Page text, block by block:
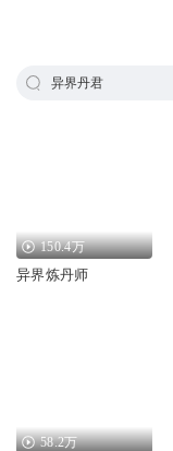
异界丹君
150.4万
异界炼丹师
58.2万